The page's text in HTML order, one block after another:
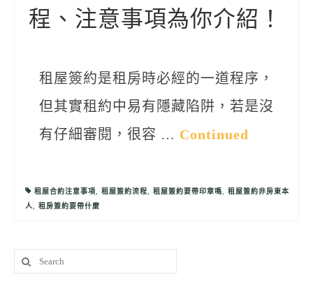
程、注意事項為你介紹！
租屋簽約是租房時必經的一道程序，
但其實租約中易有隱藏陷阱，若是沒
有仔細審閱，很容 … Continued
租屋合約注意事項, 租屋簽約流程, 租屋簽約要帶印章嗎, 租屋簽約非房東本
人, 租房簽約要帶什麼
Search
for: